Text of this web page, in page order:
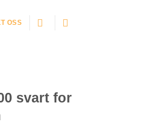
OSS
svart for